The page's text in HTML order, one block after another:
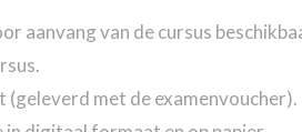
aanvang van de cursus
met de examenvoucher).